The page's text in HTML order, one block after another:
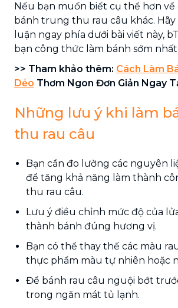
Nếu bạn muốn biết cụ thể hơn
bánh trung thu rau câu khác. Hãy
luận ngay phía dưới bài viết này,
bạn công thức làm bánh sớm
>> Tham khảo thêm: Cách Làm
Dẻo Thơm Ngon Đơn Giản Ngay
Những lưu ý khi làm
thu rau câu
Bạn cần đo lường các nguyên
để tăng khả năng làm thành
thu rau câu.
Lưu ý điều chỉnh mức độ của
thành bánh đúng hương vị.
Bạn có thể thay thế các màu
thực phẩm màu tự nhiên hoặc
Để bánh rau câu nguội bớt
trong ngăn mát tủ lạnh.